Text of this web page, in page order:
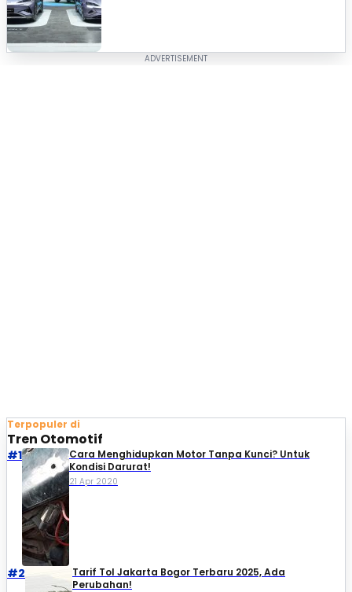
Terpopuler di
Tren Otomotif
#1
Cara Menghidupkan Motor Tanpa Kunci? Untuk
Kondisi Darurat!
21 Apr 2020
#2
Tarif Tol Jakarta Bogor Terbaru 2025, Ada
Perubahan!